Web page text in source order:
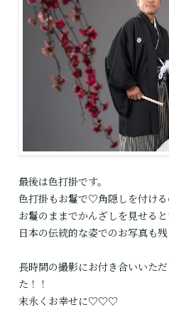
最後は色打掛です。
色打掛もお鬘で♡角隠しを付ける
お鬘のままでかんざしを見せる
日本の伝統的な姿でのお写真も
長時間の撮影にお付き合いいた
た！！
末永くお幸せに♡♡♡